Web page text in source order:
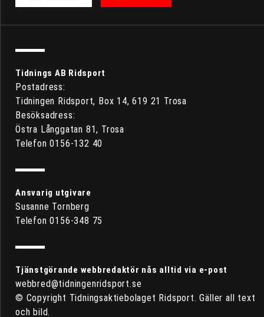
Tidnings AB Ridsport
Postadress:
Tidningen Ridsport, Box 14, 619 21 Trosa
Besöksadress:
Östra Långgatan 81, Trosa
Telefon 0156-132 40
Ansvarig utgivare
Susanne Tornberg
Telefon 0156-348 75
Tjänstgörande webbredaktör nås alltid via e-post
webbred@tidningenridsport.se
© Copyright Tidningsaktiebolaget Ridsport. Gäller all text
och bild.